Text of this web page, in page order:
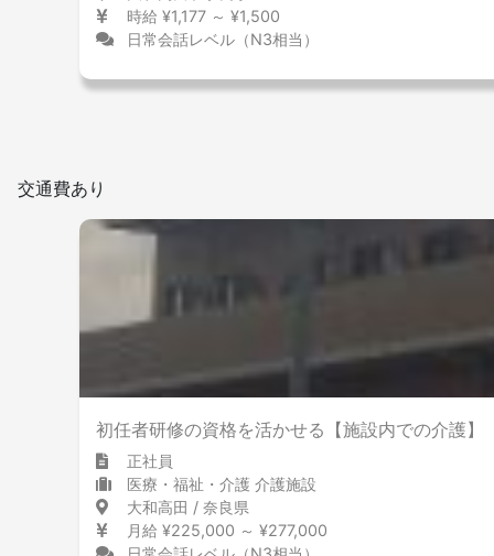
時給 ¥1,177 ～ ¥1,500
日常会話レベル（N3相当）
交通費あり
初任者研修の資格を活かせる【施設内での介護
正社員
医療・福祉・介護 介護施設
大和高田 / 奈良県
月給 ¥225,000 ～ ¥277,000